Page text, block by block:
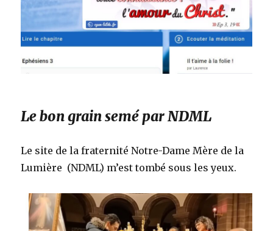
Le bon grain semé par NDML
Le site de la fraternité Notre-Dame Mère de la
Lumière (NDML) m’est tombé sous les yeux.